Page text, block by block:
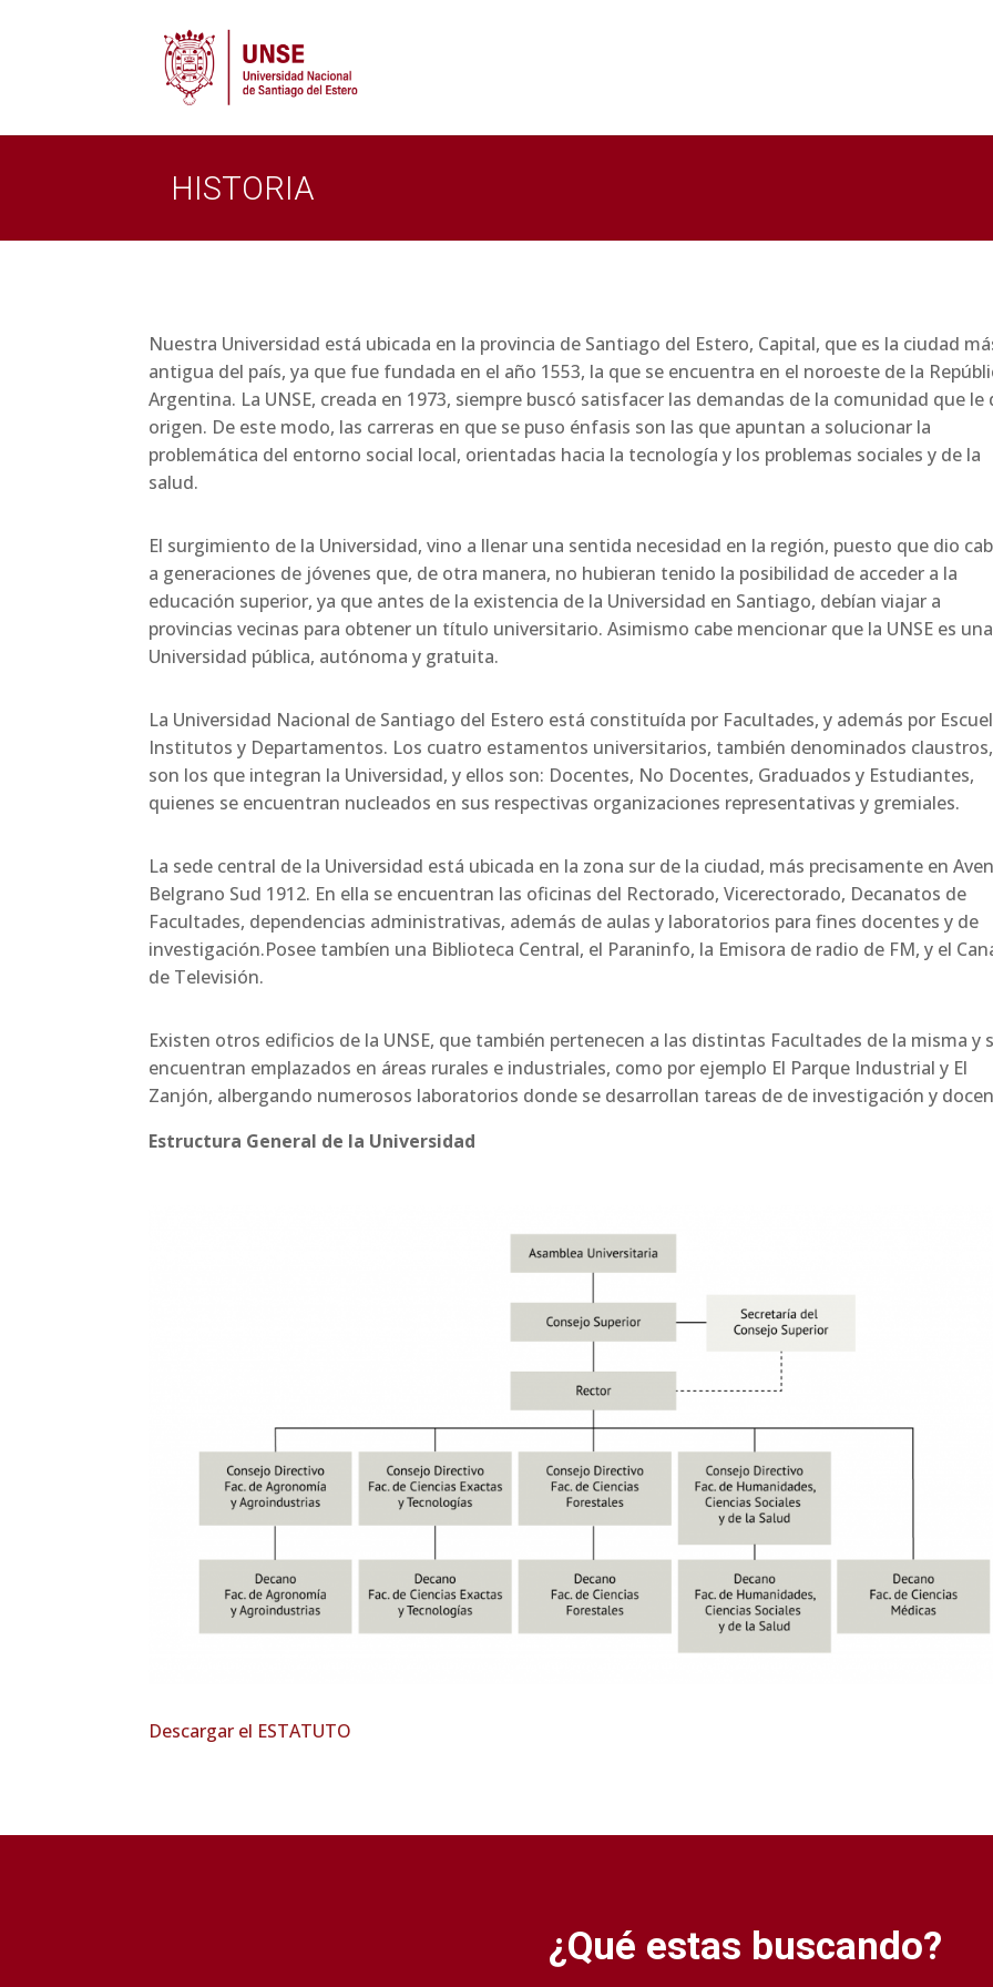
HISTORIA
Nuestra Universidad está ubicada en la provincia de Santiago del Estero, Capital, que es la ciudad más
antigua del país, ya que fue fundada en el año 1553, la que se encuentra en el noroeste de la
Argentina. La UNSE, creada en 1973, siempre buscó satisfacer las demandas de la comunidad que le
origen. De este modo, las carreras en que se puso énfasis son las que apuntan a solucionar la
problemática del entorno social local, orientadas hacia la tecnología y los problemas sociales y de la
salud.
El surgimiento de la Universidad, vino a llenar una sentida necesidad en la región, puesto que dio cabida
a generaciones de jóvenes que, de otra manera, no hubieran tenido la posibilidad de acceder a la
educación superior, ya que antes de la existencia de la Universidad en Santiago, debían viajar a
provincias vecinas para obtener un título universitario. Asimismo cabe mencionar que la UNSE es una
Universidad pública, autónoma y gratuita.
La Universidad Nacional de Santiago del Estero está constituída por Facultades, y además por Escuelas,
Institutos y Departamentos. Los cuatro estamentos universitarios, también denominados claustros,
son los que integran la Universidad, y ellos son: Docentes, No Docentes, Graduados y Estudiantes,
quienes se encuentran nucleados en sus respectivas organizaciones representativas y gremiales.
La sede central de la Universidad está ubicada en la zona sur de la ciudad, más precisamente en Avenida
Belgrano Sud 1912. En ella se encuentran las oficinas del Rectorado, Vicerectorado, Decanatos de
Facultades, dependencias administrativas, además de aulas y laboratorios para fines docentes y de
investigación.Posee tambíen una Biblioteca Central, el Paraninfo, la Emisora de radio de FM, y el
de Televisión.
Existen otros edificios de la UNSE, que también pertenecen a las distintas Facultades de la misma y se
encuentran emplazados en áreas rurales e industriales, como por ejemplo El Parque Industrial y El
Zanjón, albergando numerosos laboratorios donde se desarrollan tareas de de investigación y
Estructura General de la Universidad
Descargar el ESTATUTO
¿Qué estas buscando?